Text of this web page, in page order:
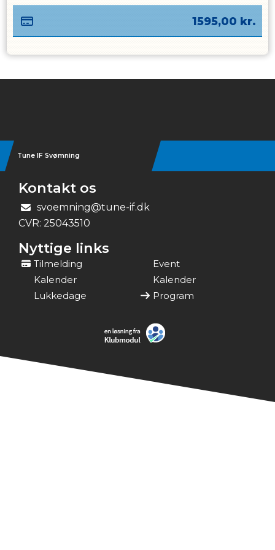
1595,00 kr.
Tune IF Svømning
Kontakt os
svoemning@tune-if.dk
CVR: 25043510
Nyttige links
Tilmelding
Event
Kalender
Kalender
Lukkedage
Program